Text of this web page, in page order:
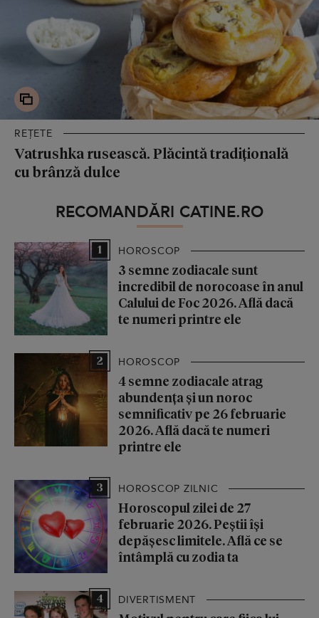
REȚETE
Vatrushka rusească. Plăcintă tradițională
cu brânză dulce
RECOMANDĂRI CATINE.RO
1 HOROSCOP
3 semne zodiacale sunt
incredibil de norocoase în anul
Calului de Foc 2026. Află dacă
te numeri printre ele
2 HOROSCOP
4 semne zodiacale atrag
abundența și un noroc
semnificativ pe 26 februarie
2026. Află dacă te numeri
printre ele
3 HOROSCOP ZILNIC
Horoscopul zilei de 27
februarie 2026. Peștii își
depășesc limitele. Află ce se
întâmplă cu zodia ta
4 DIVERTISMENT